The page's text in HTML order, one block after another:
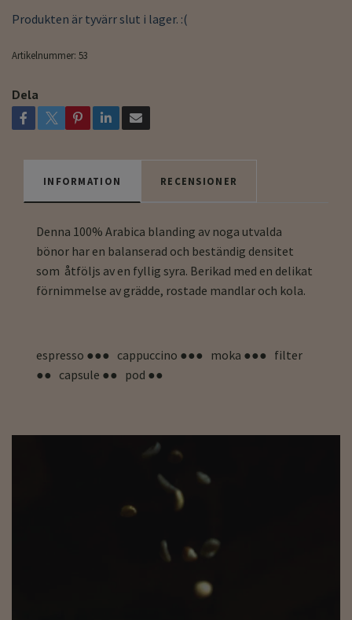
Produkten är tyvärr slut i lager. :(
Artikelnummer: 53
Dela
INFORMATION RECENSIONER
Denna 100% Arabica blanding av noga utvalda
bönor har en balanserad och beständig densitet
som åtföljs av en fyllig syra. Berikad med en delikat
förnimmelse av grädde, rostade mandlar och kola.
espresso ●●● cappuccino ●●● moka ●●● filter
●● capsule ●● pod ●●